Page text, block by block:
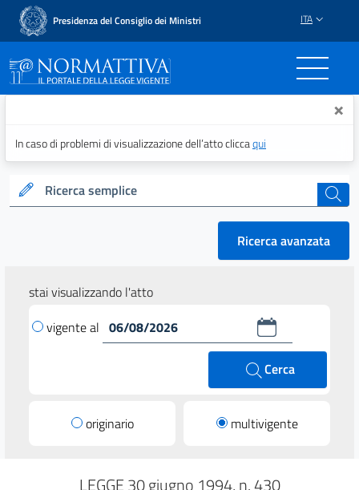
Presidenza del Consiglio dei Ministri ITA
Normattiva - Il portale ×
In caso di problemi di visualizzazione dell’atto cliccaqui
Ricerca semplice cerca
Ricerca avanzata
stai visualizzando l'atto
vigente al
Cerca
originario multivigente
LEGGE 30 giugno 1994, n. 430